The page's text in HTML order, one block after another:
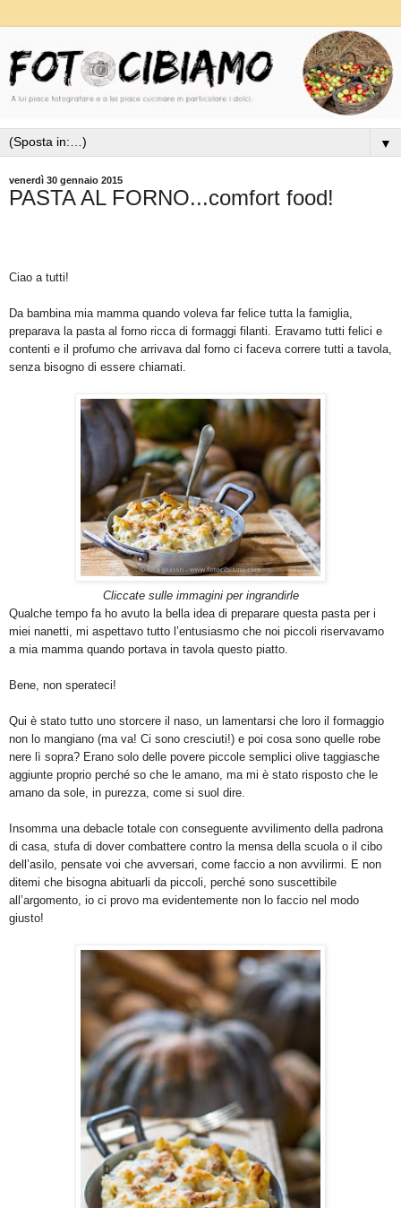
▼
venerdì 30 gennaio 2015
PASTA AL FORNO...comfort food!
Ciao a tutti!
Da bambina mia mamma quando voleva far felice tutta la famiglia,
preparava la pasta al forno ricca di formaggi filanti. Eravamo tutti felici e
contenti e il profumo che arrivava dal forno ci faceva correre tutti a tavola,
senza bisogno di essere chiamati.
Cliccate sulle immagini per ingrandirle
Qualche tempo fa ho avuto la bella idea di preparare questa pasta per i
miei nanetti, mi aspettavo tutto l’entusiasmo che noi piccoli riservavamo
a mia mamma quando portava in tavola questo piatto.
Bene, non sperateci!
Qui è stato tutto uno storcere il naso, un lamentarsi che loro il formaggio
non lo mangiano (ma va! Ci sono cresciuti!) e poi cosa sono quelle robe
nere lì sopra? Erano solo delle povere piccole semplici olive taggiasche
aggiunte proprio perché so che le amano, ma mi è stato risposto che le
amano da sole, in purezza, come si suol dire.
Insomma una debacle totale con conseguente avvilimento della padrona
di casa, stufa di dover combattere contro la mensa della scuola o il cibo
dell’asilo, pensate voi che avversari, come faccio a non avvilirmi. E non
ditemi che bisogna abituarli da piccoli, perché sono suscettibile
all’argomento, io ci provo ma evidentemente non lo faccio nel modo
giusto!